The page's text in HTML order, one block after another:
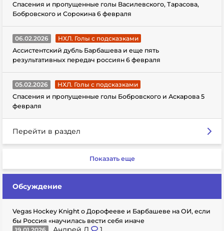
Спасения и пропущенные голы Василевского, Тарасова,
Бобровского и Сорокина 6 февраля
06.02.2026
НХЛ. Голы с подсказками
Ассистентский дубль Барбашева и еще пять
результативных передач россиян 6 февраля
05.02.2026
НХЛ. Голы с подсказками
Спасения и пропущенные голы Бобровского и Аскарова 5
февраля
Перейти в раздел
Показать еще
Обсуждение
Vegas Hockey Knight о Дорофееве и Барбашеве на ОИ, если
бы Россия «научилась вести себя иначе